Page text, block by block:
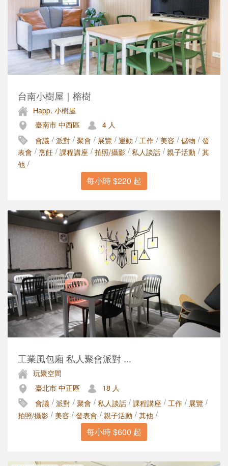
台南小樹屋｜榕樹
Happ. 小樹屋
臺南市 中西區
4 人
會議 / 派對 / 聚會 / 展覽 / 運動 / 工作 / 美容 / 儲物 / 發
表會 / 烹飪 / 課程講座 / 拍照/攝影 / 私人談話 / 親子活動 / 其
他 /
每小時 $220 起
工業風包廂 私人聚會派對 ...
玩聚空間
臺北市 中正區
18 人
會議 / 派對 / 聚會 / 私人談話 / 課程講座 / 工作 / 展覽 /
拍照/攝影 / 美容 / 發表會 / 親子活動 / 其他 /
每小時 $600 起